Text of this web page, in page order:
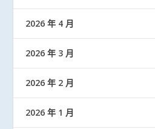
2026 年 4 月
2026 年 3 月
2026 年 2 月
2026 年 1 月